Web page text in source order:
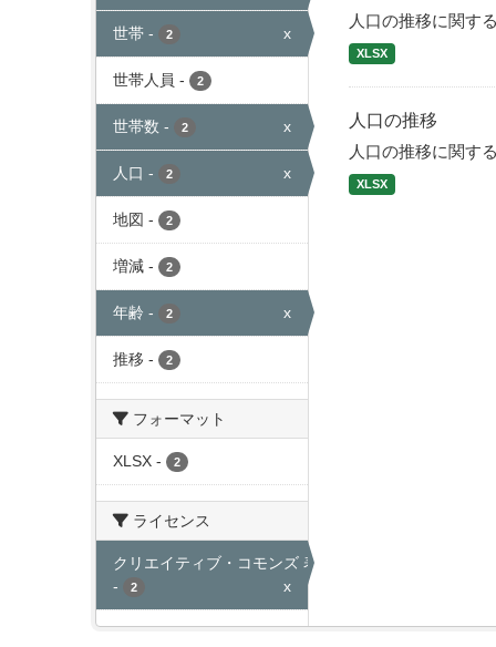
世帯 - 2 x
世帯人員 - 2
世帯数 - 2 x
人口 - 2 x
地図 - 2
増減 - 2
年齢 - 2 x
推移 - 2
フォーマット
XLSX - 2
ライセンス
クリエイティブ・コモンズ 表示
-
2 x
人口の推移に関す
XLSX
人口の推移
人口の推移に関す
XLSX